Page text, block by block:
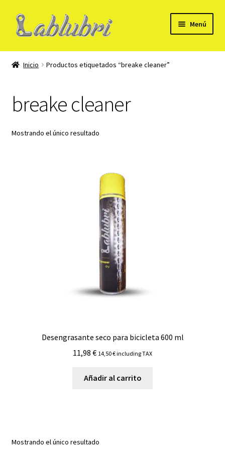
IrIr
al
Menú
Mi Cuenta
Tienda
Carrito
Inicio Productos etiquetados “breake cleaner”
breake cleaner
Mostrando el único resultado
Desengrasante seco para bicicleta 600 ml
11,98 € 14,50€including TAX
Añadir al carrito
Mostrando el único resultado